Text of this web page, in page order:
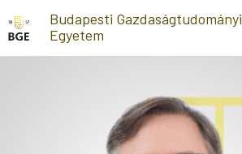
Ugrás a tartalomra
Budapesti Gazdaságtudományi
Egyetem